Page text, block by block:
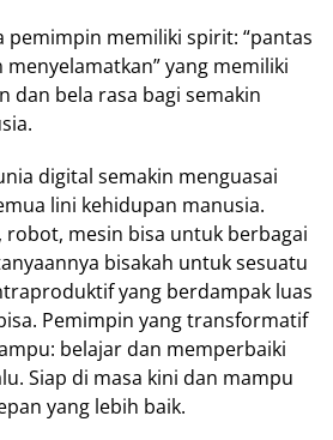
pemimpin memiliki spirit: “pantas
yang memiliki
dan bela rasa bagi semakin
digital semakin menguasai
lini kehidupan manusia.
robot, mesin bisa untuk berbagai
bisakah untuk sesuatu
yang berdampak luas
Pemimpin yang transformatif
belajar dan memperbaiki
Siap di masa kini dan mampu
yang lebih baik.